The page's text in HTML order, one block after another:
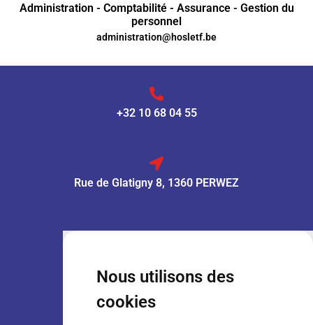
Nous utilisons des
cookies
Administration - Comptabilité - Assurance - Gestion du
personnel
administration@hosletf.be
+32 10 68 04 55
Rue de Glatigny 8, 1360 PERWEZ
: 9h00 – 13h00
Dim: Fermé